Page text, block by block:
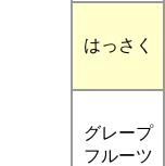
はっさく
グレープ
フルーツ